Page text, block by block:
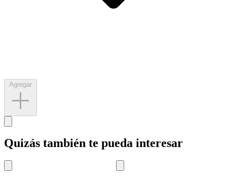
Quizás también te pueda interesar